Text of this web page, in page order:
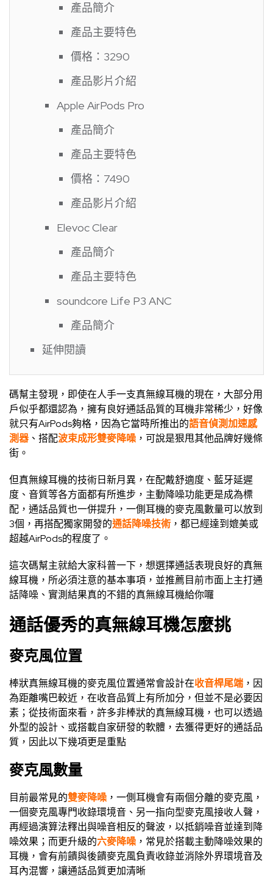
產品簡介
產品主要特色
價格：3290
產品影片介紹
Apple AirPods Pro
產品簡介
產品主要特色
價格：7490
產品影片介紹
Elevoc Clear
產品簡介
產品主要特色
soundcore Life P3 ANC
產品簡介
延伸閱讀
碼幫主發現，即使在人手一支真無線耳機的現在，大部分用
戶似乎都還認為，擁有良好通話品質的耳機非常稀少，好像
就只有AirPods夠格，因為它當時所推出的語音偵測加速感
測器 、搭配波束成形雙麥降噪 ，可說是狠甩其他品牌好幾條
街。
但真無線耳機的技術日新月異，在配戴舒適度、藍牙延遲
度、音質等各方面都有所進步，主動降噪功能更是成為標
配，通話品質也一併提升，一側耳機的麥克風數量可以放到
3個，再搭配獨家開發的通話降噪技術 ，都已經達到媲美或
超越AirPods的程度了。
這次碼幫主就給大家科普一下，想選擇通話表現良好的真無
線耳機，所必須注意的基本事項，並推薦目前市面上主打通
話降噪、實測結果真的不錯的真無線耳機給你囉
通話優秀的真無線耳機怎麼挑
麥克風位置
棒狀真無線耳機的麥克風位置通常會設計在收音桿尾端 ，因
為距離嘴巴較近，在收音品質上有所加分，但並不是必要因
素；從技術面來看，許多非棒狀的真無線耳機，也可以透過
外型的設計、或搭載自家研發的軟體，去獲得更好的通話品
質，因此以下幾項更是重點
麥克風數量
目前最常見的雙麥降噪 ，一側耳機會有兩個分離的麥克風，
一個麥克風專門收錄環境音、另一指向型麥克風接收人聲，
再經過演算法釋出與噪音相反的聲波，以抵銷噪音並達到降
噪效果；而更升級的六麥降噪 ，常見於搭載主動降噪效果的
耳機，會有前饋與後饋麥克風負責收錄並消除外界環境音及
耳內混響，讓通話品質更加清晰